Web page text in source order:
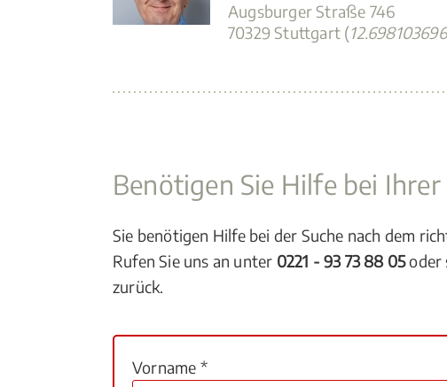
Augsburger Straße 746
70329 Stuttgart (
Benötigen Sie Hilfe bei
Sie benötigen Hilfe bei der Suche nach dem
Rufen Sie uns an unter 0221 - 93 73 88 05oder
zurück.
Vorname *